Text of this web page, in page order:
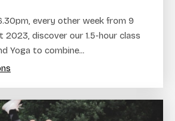
every other week from 9
2023, discover our 1.5-hour class
Yoga to combine...